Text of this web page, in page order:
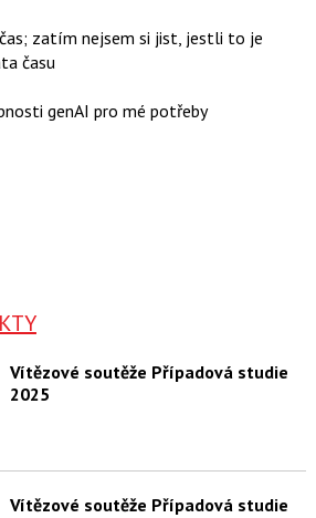
zatím nejsem si jist, jestli to je
času
genAI pro mé potřeby
Vítězové soutěže Případová studie
2025
Vítězové soutěže Případová studie